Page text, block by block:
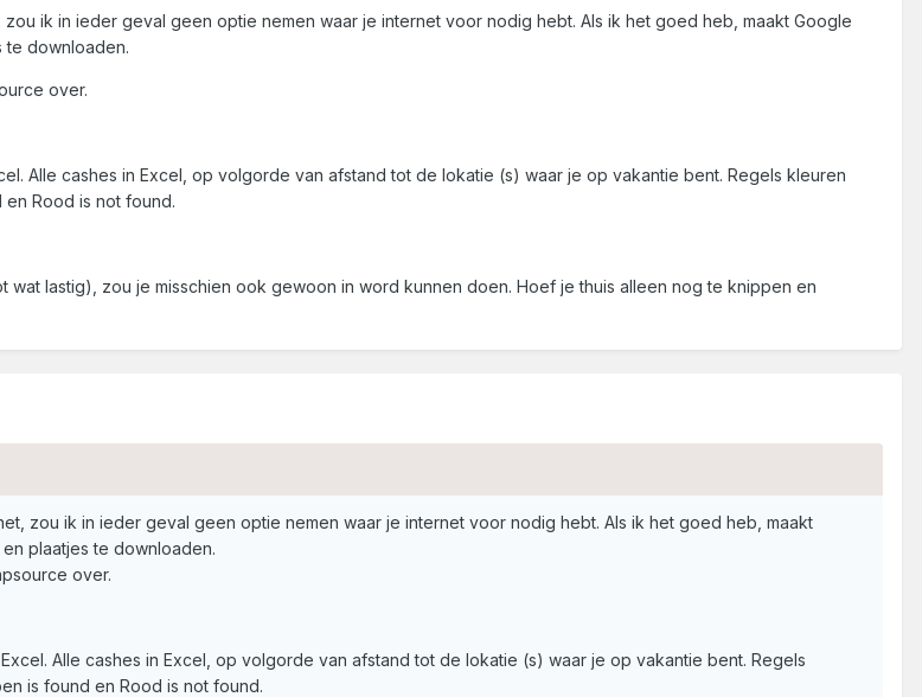
ik in ieder geval geen optie nemen waar je internet voor nodig hebt. Als ik het goed heb, maakt Google
te downloaden.
over.
Alle cashes in Excel, op volgorde van afstand tot de lokatie (s) waar je op vakantie bent. Regels kleuren
Rood is not found.
lastig), zou je misschien ook gewoon in word kunnen doen. Hoef je thuis alleen nog te knippen en
zou ik in ieder geval geen optie nemen waar je internet voor nodig hebt. Als ik het goed heb, maakt
plaatjes te downloaden.
over.
Alle cashes in Excel, op volgorde van afstand tot de lokatie (s) waar je op vakantie bent. Regels
is found en Rood is not found.